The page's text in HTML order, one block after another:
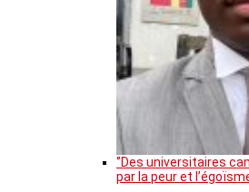
‘’Des universitaires
par la peur et